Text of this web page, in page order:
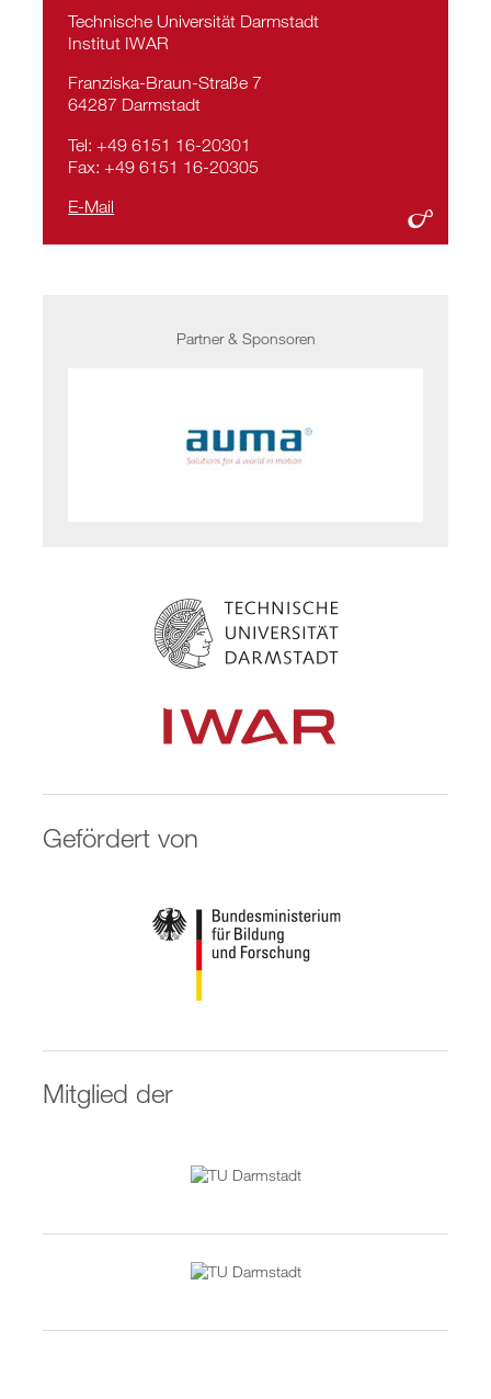
Technische Universität Darmstadt
Institut IWAR
Franziska-Braun-Straße 7
64287 Darmstadt
Tel: +49 6151 16-20301
Fax: +49 6151 16-20305
E-Mail
Partner & Sponsoren
Gefördert von
Mitglied der